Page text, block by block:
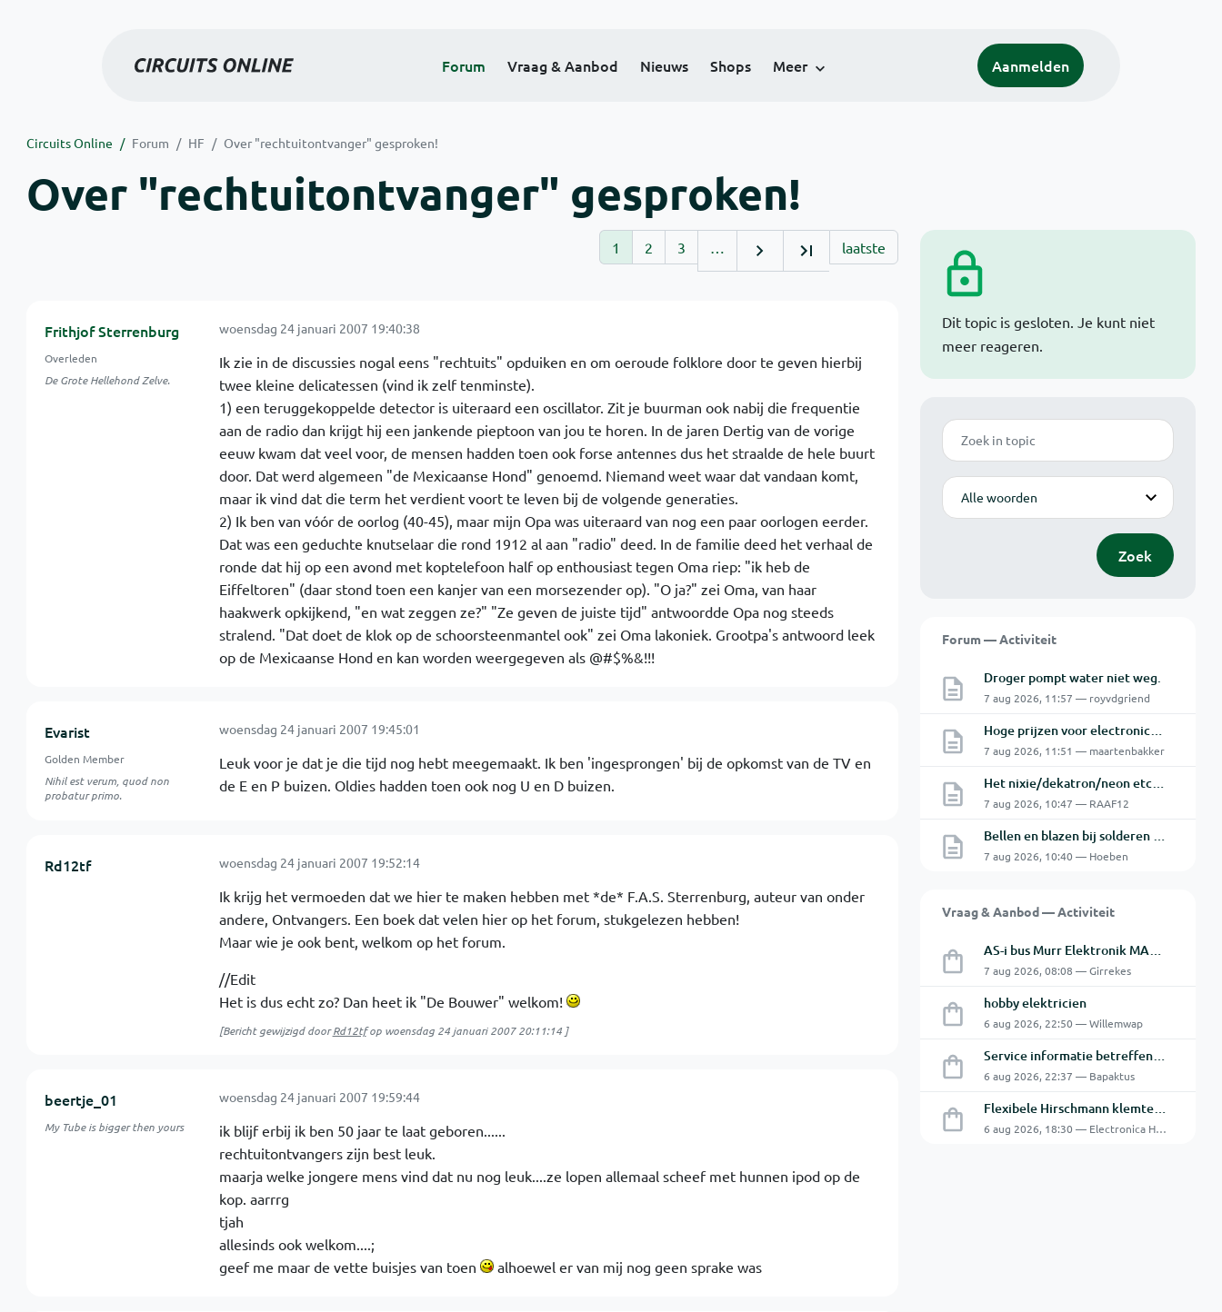
Forum Vraag & Aanbod Nieuws Shops Meer Aanmelden
Circuits Online Forum HF Over "rechtuitontvanger" gesproken!
Over "rechtuitontvanger" gesproken!
Dit topic is gesloten. Je kunt niet
meer reageren.
Zoek
Modus
Zoek
Forum — Activiteit
Droger pompt water niet weg.
7 aug 2026, 11:57 — royvdgriend
Hoge prijzen voor electronica hobbyisten
7 aug 2026, 11:51 — maartenbakker
Het nixie/dekatron/neon etc. topic Part 3
7 aug 2026, 10:47 — RAAF12
Bellen en blazen bij solderen van Chinese PCBs
7 aug 2026, 10:40 — Hoeben
Vraag & Aanbod — Activiteit
AS-i bus Murr Elektronik MASI20 AS-Interface I/O-module 56440
7 aug 2026, 08:08 — Girrekes
hobby elektricien
6 aug 2026, 22:50 — Willemwap
Service informatie betreffende een GFC-8010 van GW
6 aug 2026, 22:37 — Bapaktus
Flexibele Hirschmann klemtestpen met tweedelige klem.
6 aug 2026, 18:30 — Electronica Hobbyist
1 2 3 … laatste
Frithjof Sterrenburg
Overleden
De Grote Hellehond Zelve.
woensdag 24 januari 2007 19:40:38
Ik zie in de discussies nogal eens "rechtuits" opduiken en om oeroude folklore door te geven hierbij
twee kleine delicatessen (vind ik zelf tenminste).
1) een teruggekoppelde detector is uiteraard een oscillator. Zit je buurman ook nabij die frequentie
aan de radio dan krijgt hij een jankende pieptoon van jou te horen. In de jaren Dertig van de vorige
eeuw kwam dat veel voor, de mensen hadden toen ook forse antennes dus het straalde de hele buurt
door. Dat werd algemeen "de Mexicaanse Hond" genoemd. Niemand weet waar dat vandaan komt,
maar ik vind dat die term het verdient voort te leven bij de volgende generaties.
2) Ik ben van vóór de oorlog (40-45), maar mijn Opa was uiteraard van nog een paar oorlogen eerder.
Dat was een geduchte knutselaar die rond 1912 al aan "radio" deed. In de familie deed het verhaal de
ronde dat hij op een avond met koptelefoon half op enthousiast tegen Oma riep: "ik heb de
Eiffeltoren" (daar stond toen een kanjer van een morsezender op). "O ja?" zei Oma, van haar
haakwerk opkijkend, "en wat zeggen ze?" "Ze geven de juiste tijd" antwoordde Opa nog steeds
stralend. "Dat doet de klok op de schoorsteenmantel ook" zei Oma lakoniek. Grootpa's antwoord leek
op de Mexicaanse Hond en kan worden weergegeven als @#$%&!!!
Evarist
Golden Member
Nihil est verum, quod non
probatur primo.
woensdag 24 januari 2007 19:45:01
Leuk voor je dat je die tijd nog hebt meegemaakt. Ik ben 'ingesprongen' bij de opkomst van de TV en
de E en P buizen. Oldies hadden toen ook nog U en D buizen.
Rd12tf woensdag 24 januari 2007 19:52:14
Ik krijg het vermoeden dat we hier te maken hebben met *de* F.A.S. Sterrenburg, auteur van onder
andere, Ontvangers. Een boek dat velen hier op het forum, stukgelezen hebben!
Maar wie je ook bent, welkom op het forum.
//Edit
Het is dus echt zo? Dan heet ik "De Bouwer" welkom!
[Bericht gewijzigd doorRd12tfop woensdag 24 januari 2007 20:11:14]
beertje_01
My Tube is bigger then yours
woensdag 24 januari 2007 19:59:44
ik blijf erbij ik ben 50 jaar te laat geboren......
rechtuitontvangers zijn best leuk.
maarja welke jongere mens vind dat nu nog leuk....ze lopen allemaal scheef met hunnen ipod op de
kop. aarrrg
tjah
allesinds ook welkom....;
geef me maar de vette buisjes van toen
alhoewel er van mij nog geen sprake was